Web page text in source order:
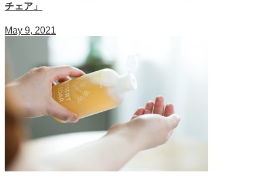
チェア」
May 9, 2021